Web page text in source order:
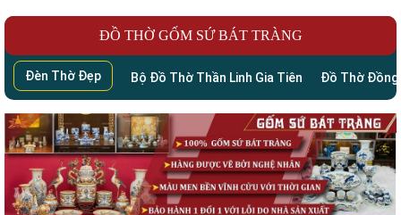
ĐỒ THỜ GỐM SỨ BÁT TRÀNG
Đèn Thờ Đẹp Bộ Đồ Thờ Thần Linh Gia Tiên Đồ Thờ Đồng